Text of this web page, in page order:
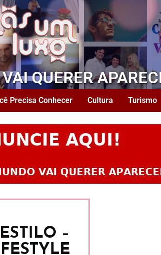
QUERER
Precisa Conhecer Cultura Turismo
–